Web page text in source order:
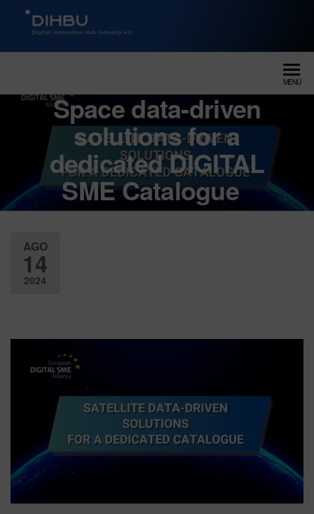
DIGITAL INNOVATION HUB
MENÚ
Space data-driven
solutions for a
dedicated DIGITAL
SME Catalogue
AGO
14
2024